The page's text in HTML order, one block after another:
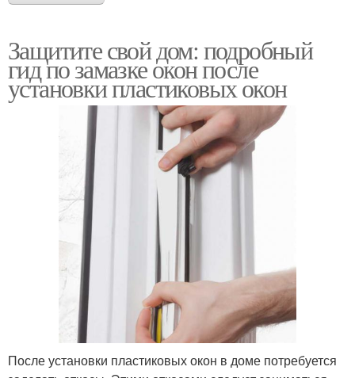
Защитите свой дом: подробный
гид по замазке окон после
установки пластиковых окон
После установки пластиковых окон в доме потребуется